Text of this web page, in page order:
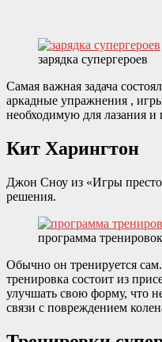
зарядка супергероев
Самая важная задача
аркадные упражнения ,
необходимую для лазания и
Кит Харингтон
Джон Сноу из «Игры
решения.
программа
Обычно он тренируется
тренировка состоит из
улучшать свою форму, что
связи с повреждением